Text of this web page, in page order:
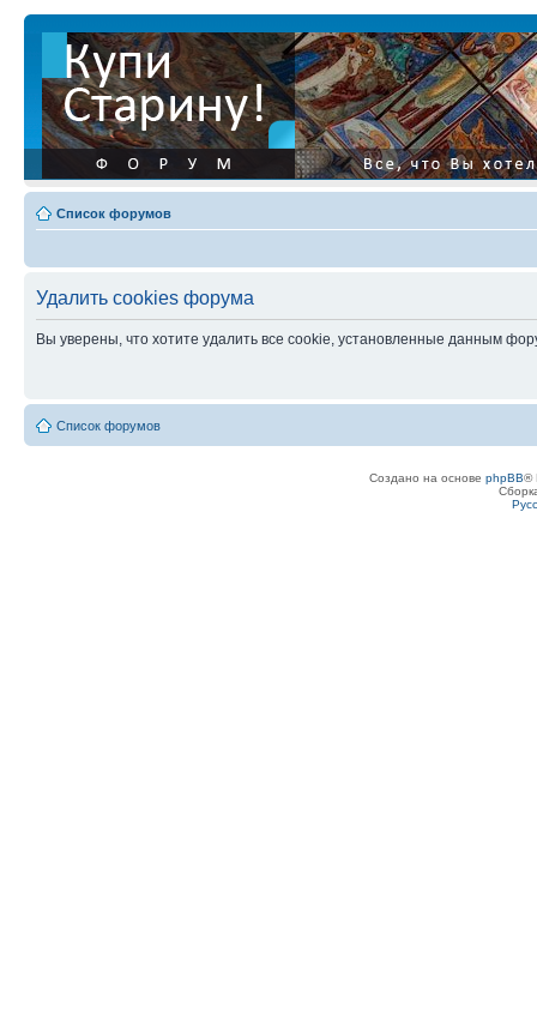
Список форумов
Удалить cookies форума
Вы уверены, что хотите удалить все cookie, установленные данным
Список форумов
Создано на основе phpBB®